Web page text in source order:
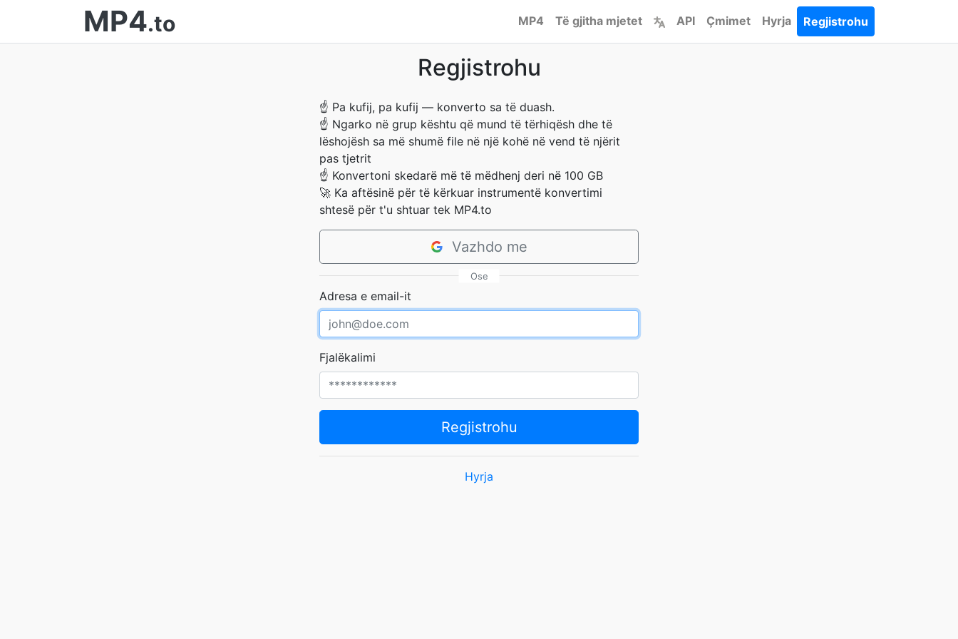
MP4.to MP4 Të gjitha mjetet API Çmimet Hyrja Regjistrohu
Regjistrohu
☝ Pa kufij, pa kufij — konverto sa të duash.
☝ Ngarko në grup kështu që mund të tërhiqësh dhe të
lëshojësh sa më shumë file në një kohë në vend të njërit
pas tjetrit
☝ Konvertoni skedarë më të mëdhenj deri në 100 GB
🚀 Ka aftësinë për të kërkuar instrumentë konvertimi
shtesë për t'u shtuar tek MP4.to
Vazhdo me
Ose
Adresa e email-it
Fjalëkalimi
Regjistrohu
Hyrja